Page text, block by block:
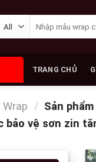
kiếm:
TRANG CHỦ
/ Sản
bảo vệ sơn zin